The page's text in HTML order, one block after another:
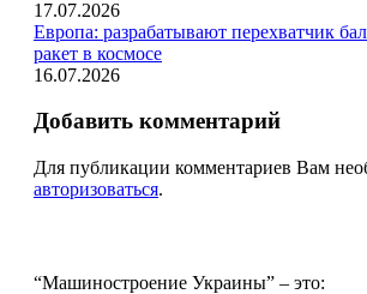
17.07.2026
Европа: разрабатывают перехватчик
ракет в космосе
16.07.2026
Добавить комментарий
Для публикации комментариев Вам
авторизоваться.
“Машиностроение Украины” – это: